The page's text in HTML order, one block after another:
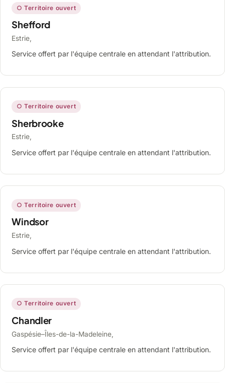
○ Territoire ouvert
Shefford
Estrie,
Service offert par l'équipe centrale en attendant l'attribution.
○ Territoire ouvert
Sherbrooke
Estrie,
Service offert par l'équipe centrale en attendant l'attribution.
○ Territoire ouvert
Windsor
Estrie,
Service offert par l'équipe centrale en attendant l'attribution.
○ Territoire ouvert
Chandler
Gaspésie–Îles-de-la-Madeleine,
Service offert par l'équipe centrale en attendant l'attribution.